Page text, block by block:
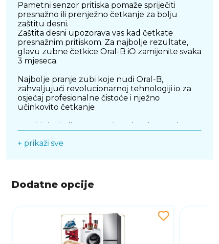
Pametni senzor pritiska pomaže spriječiti
presnažno ili prenježno četkanje za bolju
zaštitu desni.
Zaštita desni upozorava vas kad četkate
presnažnim pritiskom. Za najbolje rezultate,
glavu zubne četkice Oral-B iO zamijenite svaka
3 mjeseca.
Najbolje pranje zubi koje nudi Oral-B,
zahvaljujući revolucionarnoj tehnologiji io za
osjećaj profesionalne čistoće i nježno
učinkovito četkanje
svjež, čist osjećaj u ustima i 100% zdravije desni
3 načina rada za pranje zubi prilagođeno vašim
potrebama: Daily Clean (svakodnevno
Pametni senzor pritiska crvenom, bijelom i
zelenom bojom javlja četkate li presnažno,
+ prikaži sve
Dodatne opcije